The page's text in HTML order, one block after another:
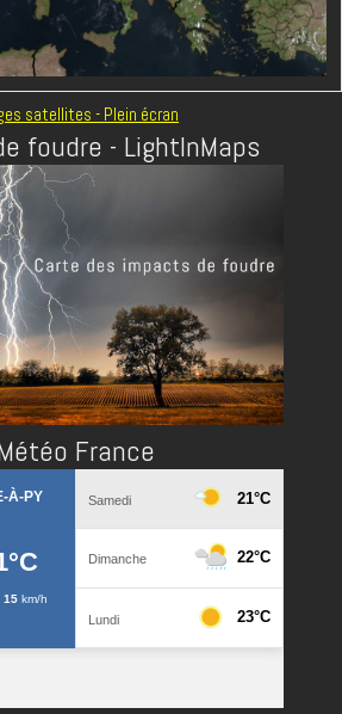
satellites - Plein écran
foudre - LightInMaps
France